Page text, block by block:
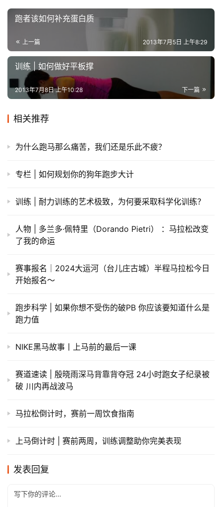
跑者该如何补充蛋白质
上一篇 2013年7月5日 上午8:29
训练 | 如何做好平板撑
下一篇
2013年7月8日 上午10:28
相关推荐
为什么跑马那么痛苦，我们还是乐此不疲？
专栏 | 如何规划你的狗年跑步大计
训练 | 耐力训练的艺术极致，为何要采取科学化训练？
人物 | 多兰多·佩特里（Dorando Pietri） ：马拉松改变
了我的命运
赛事报名｜2024大运河（台儿庄古城）半程马拉松今日
开始报名～
跑步科学 | 如果你想不受伤的破PB 你应该要知道什么是
跑力值
NIKE黑马故事丨上马前的最后一课
赛道速读 | 殷晓雨深马背靠背夺冠 24小时跑女子纪录被
破 川内再战波马
马拉松倒计时，赛前一周饮食指南
上马倒计时 | 赛前两周，训练调整助你完美表现
发表回复